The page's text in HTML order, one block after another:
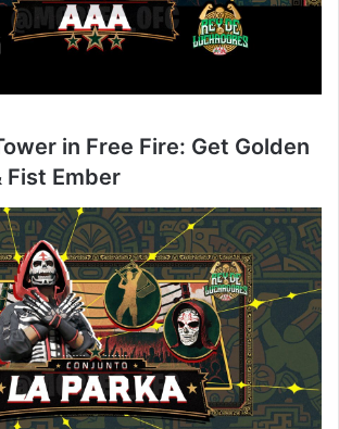
in Free Fire: Get Golden
Fist Ember